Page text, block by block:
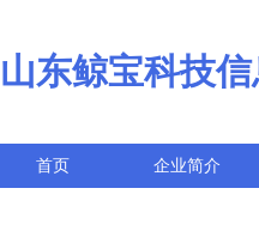
山东鲸宝科技
首页 企业简介